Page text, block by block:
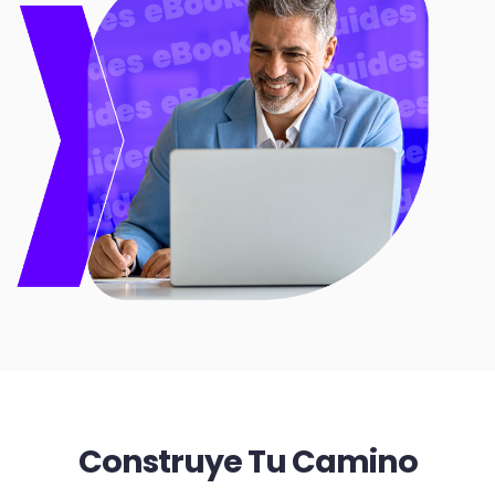
Construye Tu Camino